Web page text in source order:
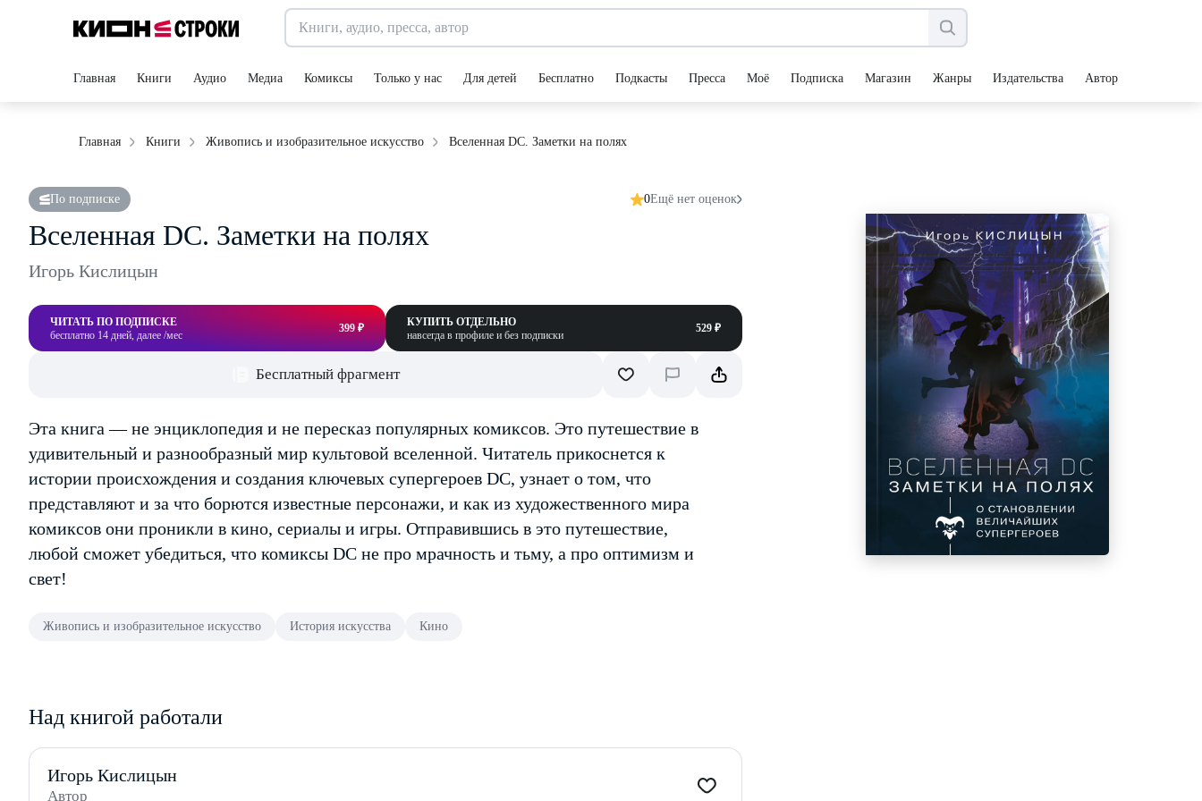
Главная Книги Аудио Медиа Комиксы Только у нас Для детей Бесплатно Подкасты Пресса Моё Подписка Магазин Жанры Издательства Авторы
Главная Книги Живопись и изобразительное искусство Вселенная DC. Заметки на полях
По подписке 0Ещё нет оценок
Вселенная DC. Заметки на полях
Игорь Кислицын
ЧИТАТЬ ПО ПОДПИСКЕ
бесплатно 14 дней, далее /мес
399 ₽
КУПИТЬ ОТДЕЛЬНО
навсегда в профиле и без подписки
529 ₽
Бесплатный фрагмент
Эта книга — не энциклопедия и не пересказ популярных комиксов. Это путешествие в
удивительный и разнообразный мир культовой вселенной. Читатель прикоснется к
истории происхождения и создания ключевых супергероев DC, узнает о том, что
представляют и за что борются известные персонажи, и как из художественного мира
комиксов они проникли в кино, сериалы и игры. Отправившись в это путешествие,
любой сможет убедиться, что комиксы DC не про мрачность и тьму, а про оптимизм и
свет!
Живопись и изобразительное искусство История искусства Кино
Над книгой работали
Игорь Кислицын
Автор